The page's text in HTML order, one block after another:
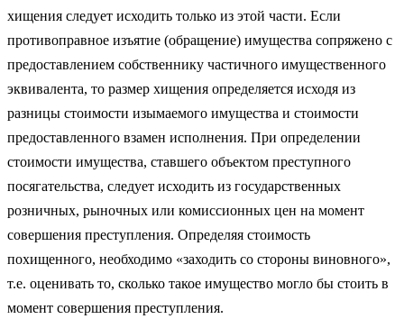
хищения следует исходить только из этой части. Если
противоправное изъятие (обращение) имущества сопряжено с
предоставлением собственнику частичного имущественного
эквивалента, то размер хищения определяется исходя из
разницы стоимости изымаемого имущества и стоимости
предоставленного взамен исполнения. При определении
стоимости имущества, ставшего объектом преступного
посягательства, следует исходить из государственных
розничных, рыночных или комиссионных цен на момент
совершения преступления. Определяя стоимость
похищенного, необходимо «заходить со стороны виновного»,
т.е. оценивать то, сколько такое имущество могло бы стоить в
момент совершения преступления.